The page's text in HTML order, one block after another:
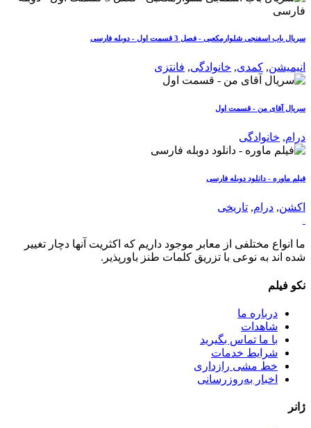
سریال باب اسفنجی شلوارمکعبی - فصل 3 قسمت اول - دوبله فارسی
انیمیشن, کمدی, خانوادگی, فانتزی
سریال آقای من - قسمت اول
درام, خانوادگی
فیلم ماوره - دانلود دوبله فارسی
اکشن, درام, تاریخی
ما انواع مختلفی از معابر موجود داریم که اکثریت آنها دچار تغییر
شده اند به نوعی با تزریق کلمات طنز باورپذیر.
نکو فیلم
درباره ما
شاهدات
با ما تماس بگیرید
شرایط خدمات
خط مشی رازداری
اخبار به‌روزرسانی
ژانر